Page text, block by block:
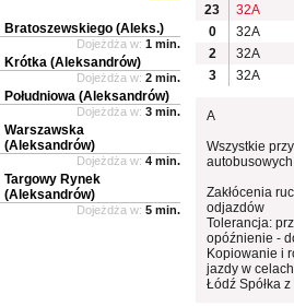
23
32A
0
32A
2
32A
3
32A
A
Wszystkie
Zakłócenia
odjazdów
Tolerancja:
opóźnienie -
Kopiowanie i
jazdy w
Łódź Spółka
Bratoszewskiego (Aleks.)
Dojeżdża w: 1 min.
Krótka (Aleksandrów)
Dojeżdża w: 2 min.
Południowa (Aleksandrów)
Dojeżdża w: 3 min.
Warszawska
(Aleksandrów)
Dojeżdża w: 4 min.
Targowy Rynek
(Aleksandrów)
Dojeżdża w: 5 min.